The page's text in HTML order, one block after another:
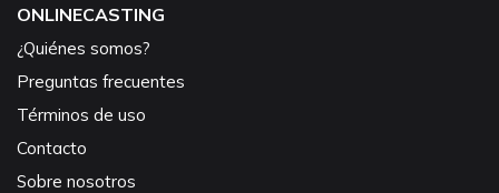
ONLINECASTING
¿Quiénes somos?
Preguntas frecuentes
Términos de uso
Contacto
Sobre nosotros